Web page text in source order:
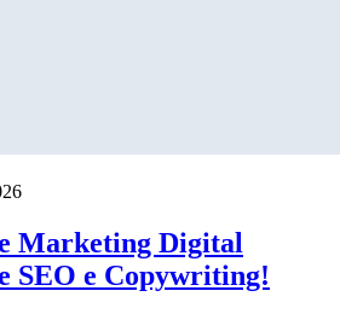
Marketing Digital
SEO e Copywriting!